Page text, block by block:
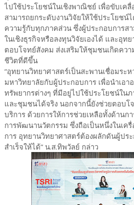
ไปใช้ประโยชน์ในเชิงพาณิชย์ เพื่อขับเค
สามารถยกระดับงานวิจัยให้ใช้ประโยชน์
ความรู้กับทุกภาคส่วน ซึ่งผู้ประกอบการส
ในเชิงธุรกิจหรือลงทุนวิจัยเองได้ และอุท
ตอบโจทย์สังคม ส่งเสริมให้ชุมชนเกิดคว
ชีวิตที่ดีขึ้น
“อุทยานวิทยาศาสตร์เป็นสะพานเชื่อมระ
มหาวิทยาลัยกับผู้ประกอบการ เพื่อนำเอา
ทรัพยากรต่างๆ ที่มีอยู่ไปใช้ประโยชน์ใน
และชุมชนได้จริง นอกจากนี้ยังช่วยตอบโ
บริการ ด้วยการให้การช่วยเหลือทั้งด้านก
การพัฒนานวัตกรรม ซึ่งถือเป็นหนึ่งในเค
การ อุทยานวิทยาศาสตร์ต้องผลักดันผู้ปร
สำเร็จให้ได้” น.ส.ทิพวัลย์ กล่าว